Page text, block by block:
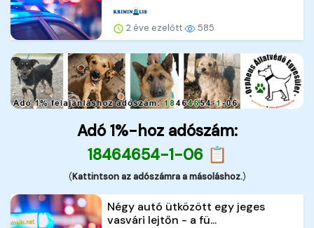
2 éve ezelőtt 585
Adó 1%-hoz adószám:
18464654-1-06 📋
(Kattintson az adószámra a másoláshoz.)
Négy autó ütközött egy jeges
vasvári lejtőn - a fü...